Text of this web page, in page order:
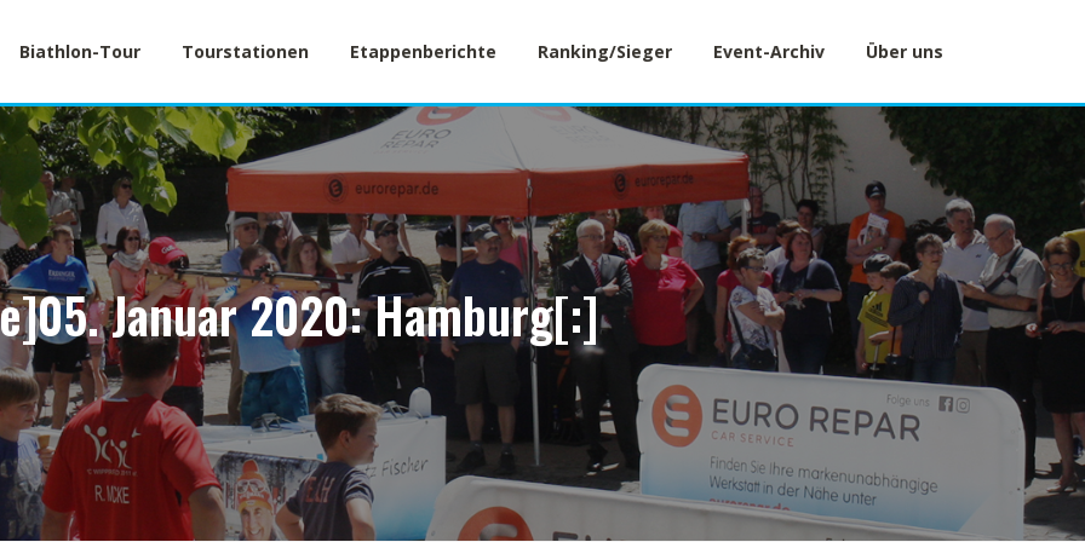
Biathlon-Tour Tourstationen Etappenberichte Ranking/Sieger Event-Archiv Über uns
Januar 2020: Hamburg[:]